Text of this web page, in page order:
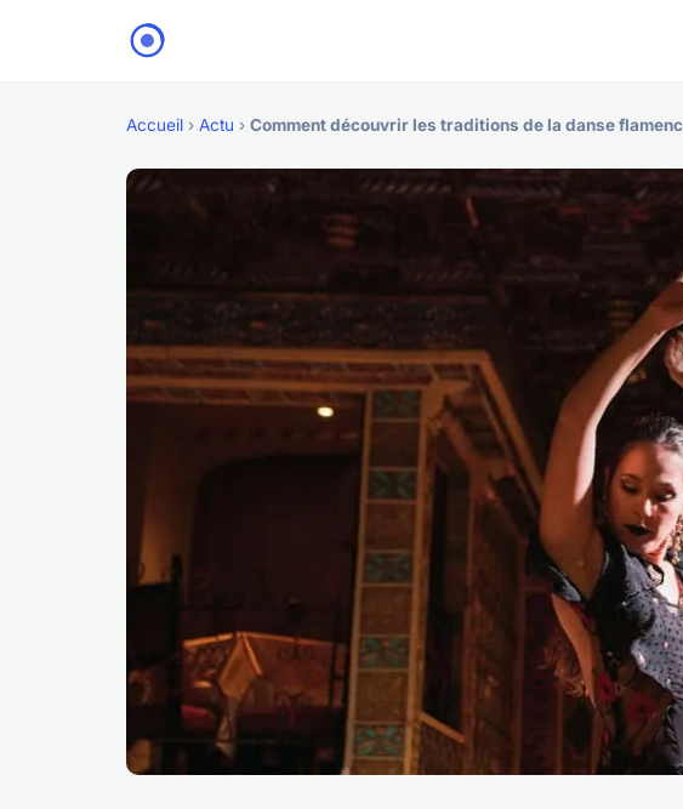
Accueil › Actu › Comment découvrir les traditions de la danse